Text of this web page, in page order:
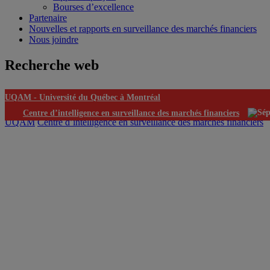
Bourses d’excellence
Partenaire
Nouvelles et rapports en surveillance des marchés financiers
Nous joindre
Recherche web
UQAM - Université du Québec à Montréal
Centre d’intelligence en surveillance des marchés financiers
UQAM Centre d’intelligence en surveillance des marchés financiers